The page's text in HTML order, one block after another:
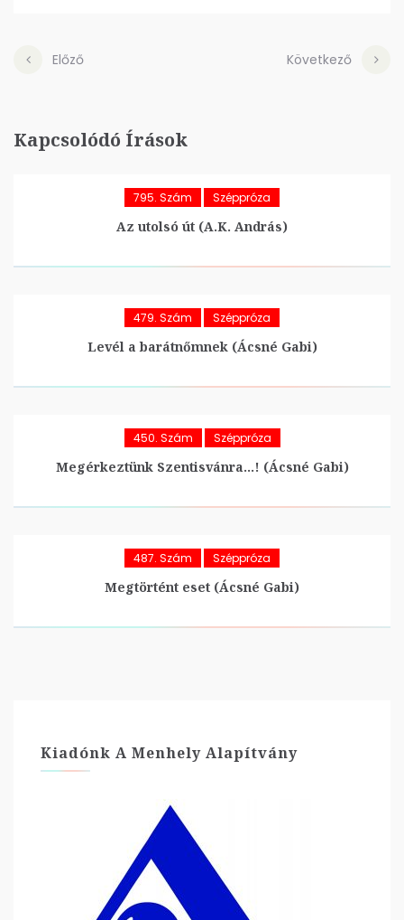
Előző Következő
Kapcsolódó Írások
795. Szám Széppróza
Az utolsó út (A.K. András)
479. Szám Széppróza
Levél a barátnőmnek (Ácsné Gabi)
450. Szám Széppróza
Megérkeztünk Szentisvánra…! (Ácsné Gabi)
487. Szám Széppróza
Megtörtént eset (Ácsné Gabi)
Kiadónk A Menhely Alapítvány